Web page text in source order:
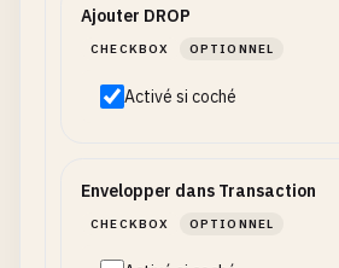
Ajouter DROP
CHECKBOX OPTIONNEL
Activé si coché
Envelopper dans Transaction
CHECKBOX OPTIONNEL